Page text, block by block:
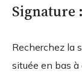
Signature :
Recherchez la
située en bas à